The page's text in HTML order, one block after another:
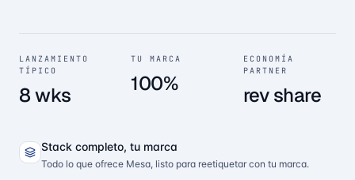
LANZAMIENTO
TÍPICO
8 wks
TU MARCA
100%
ECONOMÍA
PARTNER
rev share
Stack completo, tu marca
Todo lo que ofrece Mesa, listo para reetiquetar con tu marca.